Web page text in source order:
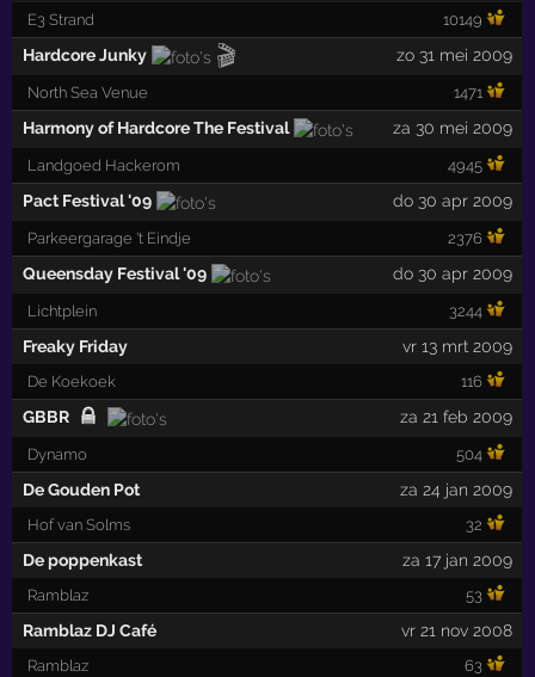
E3 Strand 10149
Hardcore Junky 🎬 zo 31 mei 2009
North Sea Venue 1471
Harmony of Hardcore The Festival za 30 mei 2009
Landgoed Hackerom 4945
Pact Festival '09 do 30 apr 2009
Parkeergarage 't Eindje 2376
Queensday Festival '09 do 30 apr 2009
Lichtplein 3244
Freaky Friday vr 13 mrt 2009
De Koekoek 116
GBBR za 21 feb 2009
Dynamo 504
De Gouden Pot za 24 jan 2009
Hof van Solms 32
De poppenkast za 17 jan 2009
Ramblaz 53
Ramblaz DJ Café vr 21 nov 2008
Ramblaz 63